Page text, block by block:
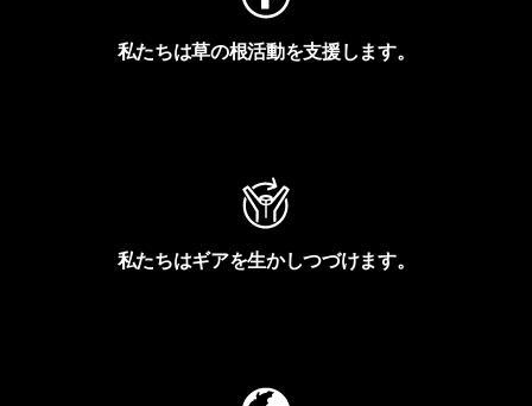
私たちは草の根活動を支援します。
私たちはギアを生かしつづけます。